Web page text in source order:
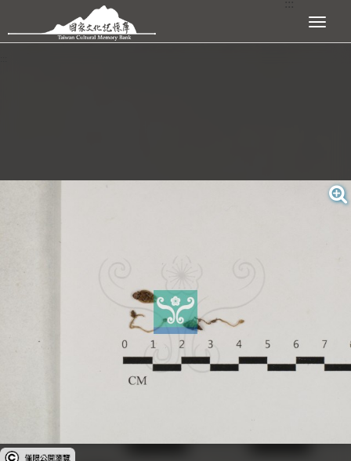
跳到主要內容區塊 展開選單
受著作權法保護-僅限於本平台有限度公開瀏覽